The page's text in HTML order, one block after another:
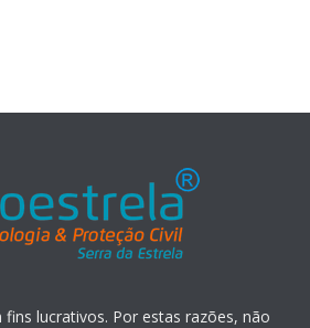
fins lucrativos. Por estas razões, não